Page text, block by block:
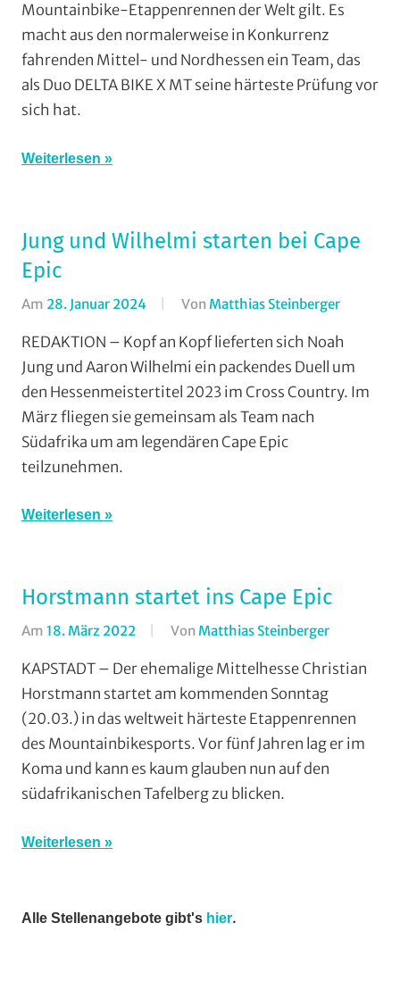
und
Wieseck
Vereine
Mountainbike-Etappenrennen der Welt gilt. Es
macht aus den normalerweise in Konkurrenz
fahrenden Mittel- und Nordhessen ein Team, das
als Duo DELTA BIKE X MT seine härteste Prüfung vor
sich hat.
Weiterlesen
Jung und Wilhelmi starten bei Cape
Epic
Am 28. Januar 2024 Von Matthias Steinberger
RSG
Gießen
REDAKTION – Kopf an Kopf lieferten sich Noah
Jung und Aaron Wilhelmi ein packendes Duell um
den Hessenmeistertitel 2023 im Cross Country. Im
März fliegen sie gemeinsam als Team nach
Südafrika um am legendären Cape Epic
teilzunehmen.
Weiterlesen
Horstmann startet ins Cape Epic
Am 18. März 2022 Von Matthias Steinberger
KAPSTADT – Der ehemalige Mittelhesse Christian
Horstmann startet am kommenden Sonntag
(20.03.) in das weltweit härteste Etappenrennen
des Mountainbikesports. Vor fünf Jahren lag er im
Koma und kann es kaum glauben nun auf den
südafrikanischen Tafelberg zu blicken.
Weiterlesen
Alle Stellenangebote gibt's hier.